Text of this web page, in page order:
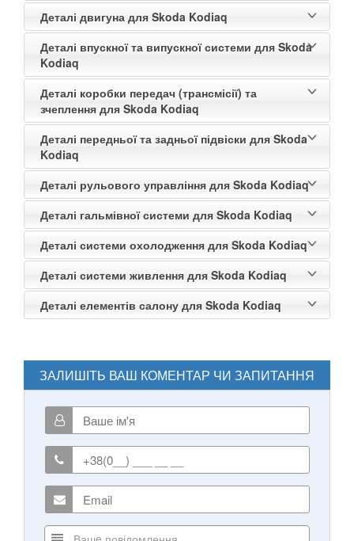
Деталі двигуна для Skoda Kodiaq
Деталі впускної та випускної системи для Skoda
Kodiaq
Деталі коробки передач (трансмісії) та
зчеплення для Skoda Kodiaq
Деталі передньої та задньої підвіски для Skoda
Kodiaq
Деталі рульового управління для Skoda Kodiaq
Деталі гальмівної системи для Skoda Kodiaq
Деталі системи охолодження для Skoda Kodiaq
Деталі системи живлення для Skoda Kodiaq
Деталі елементів салону для Skoda Kodiaq
ЗАЛИШІТЬ ВАШ КОМЕНТАР ЧИ ЗАПИТАННЯ